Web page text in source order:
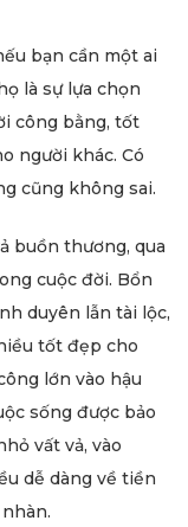
bạn cần một ai
là sự lựa chọn
công bằng, tốt
người khác. Có
cũng không sai.
buồn thương, qua
cuộc đời. Bổn
duyên lẫn tài lộc,
tốt đẹp cho
lớn vào hậu
sống được bảo
vất vả, vào
dễ dàng về tiền